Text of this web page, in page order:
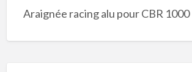
Araignée racing alu pour CBR 1000